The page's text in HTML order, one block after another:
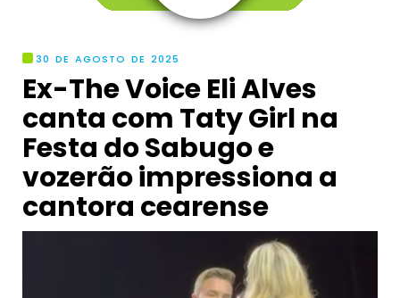
30 DE AGOSTO DE 2025
Ex-The Voice Eli Alves
canta com Taty Girl na
Festa do Sabugo e
vozerão impressiona a
cantora cearense